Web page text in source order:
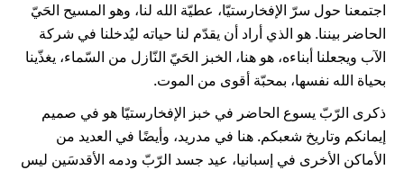
اجتمعنا حول سرّ الإفخارستيّا، عطيّة الله لنا، وهو المسيح الحَيّ
الحاضر بيننا. هو الذي أراد أن يقدّم لنا حياته ليُدخلنا في شركة
الآب ويجعلنا أبناءه، هو هنا، الخبز الحَيّ النّازل من السّماء، يغذّينا
بحياة الله نفسها، بمحبّة أقوى من الموت.
ذكرى الرّبّ يسوع الحاضر في خبز الإفخارستيّا هو في صميم
إيمانكم وتاريخ شعبكم. هنا في مدريد، وأيضًا في العديد من
الأماكن الأخرى في إسبانيا، عيد جسد الرّبّ ودمه الأقدسَين ليس